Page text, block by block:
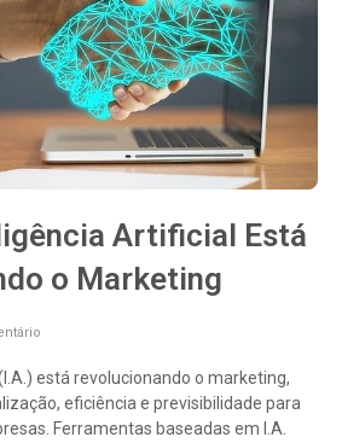
Artificial Está
o Marketing
está revolucionando o marketing,
eficiência e previsibilidade para
Ferramentas baseadas em I.A.